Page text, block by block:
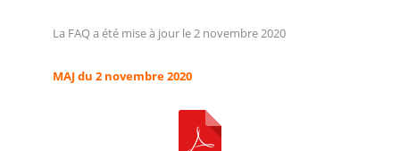
La FAQ a été mise à jour le 2 novembre 2020
MAJ du 2 novembre 2020